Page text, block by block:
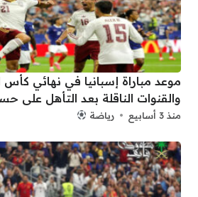
والقنوات الناقلة بعد التأهل على
منذ 3 أسابيع رياضة